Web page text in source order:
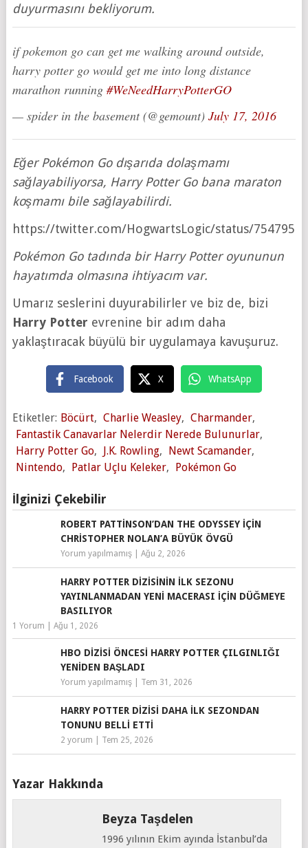
duyurmasını bekliyorum.
if pokemon go can get me walking around outside,
harry potter go would get me into long distance
marathon running #WeNeedHarryPotterGO
— spider in the basement (@gemount) July 17, 2016
Eğer Pokémon Go dışarıda dolaşmamı
sağlayabiliyorsa, Harry Potter Go bana maraton
koşmamı bile sağlayabilirdi.
https://twitter.com/HogwartsLogic/status/
Pokémon Go tadında bir Harry Potter oyununun
hayatımda olmasına ihtiyacım var.
Umarız seslerini duyurabilirler ve biz de, bizi
Harry Potter evrenine bir adım daha
yaklaştıracak büyülü bir uygulamaya kavuşuruz.
Facebook X WhatsApp
Etiketler: Böcürt, Charlie Weasley, Charmander,
Fantastik Canavarlar Nelerdir Nerede Bulunurlar,
Harry Potter Go, J.K. Rowling, Newt Scamander,
Nintendo, Patlar Uçlu Keleker, Pokémon Go
İlginizi Çekebilir
ROBERT PATTINSON’DAN THE ODYSSEY IÇIN
CHRISTOPHER NOLAN’A BÜYÜK ÖVGÜ
Yorum yapılmamış| Ağu 2, 2026
HARRY POTTER DIZISININ İLK SEZONU
YAYINLANMADAN YENI MACERASI IÇIN DÜĞMEYE
BASILIYOR
1 Yorum Ağu 1, 2026
HBO DIZISI ÖNCESI HARRY POTTER ÇILGINLIĞI
YENIDEN BAŞLADI
Yorum yapılmamış| Tem 31, 2026
HARRY POTTER DIZISI DAHA İLK SEZONDAN
TONUNU BELLI ETTI
2 yorum Tem 25, 2026
Yazar Hakkında
Beyza Taşdelen
1996 yılının Ekim ayında İstanbul’da